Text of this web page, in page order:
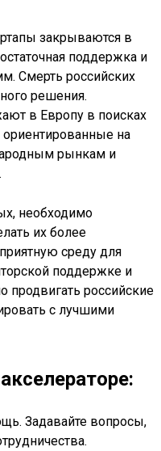
закрываются в
поддержка и
Смерть российских
решения.
в Европу в поисках
ориентированные на
рынкам и
необходимо
их более
среду для
поддержке и
продвигать российские
с лучшими
Задавайте вопросы,